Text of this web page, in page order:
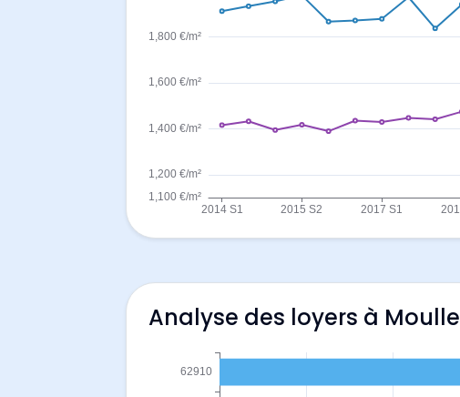
Analyse des loyers à Moulle